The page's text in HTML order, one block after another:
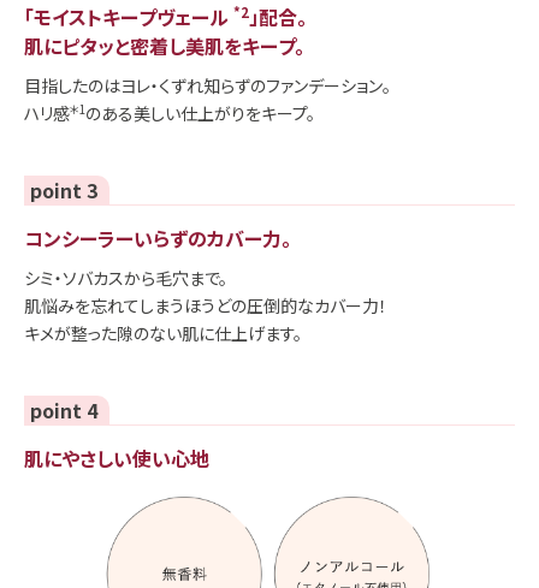
「モイストキープヴェール *2」配合。
肌にピタッと密着し美肌をキープ。
目指したのはヨレ・くずれ知らずのファンデーション。
ハリ感＊1のある美しい仕上がりをキープ。
point 3
コンシーラーいらずのカバー力。
シミ・ソバカスから毛穴まで。
肌悩みを忘れてしまうほうどの圧倒的なカバー力！
キメが整った隙のない肌に仕上げます。
point 4
肌にやさしい使い心地